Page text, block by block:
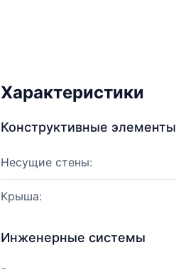
Характеристики
Конструктивные элементы
Несущие стены:
Крыша:
Инженерные системы